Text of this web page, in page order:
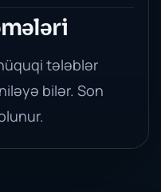
tələblər
bilər. Son